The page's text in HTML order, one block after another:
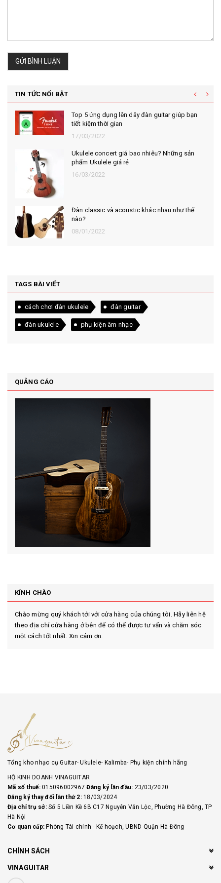
GỬI BÌNH LUẬN
TIN TỨC NỔI BẬT
Top 5 ứng dụng lên dây đàn guitar giúp bạn
tiết kiệm thời gian
17/03/2022
Ukulele concert giá bao nhiêu? Những sản
phẩm Ukulele giá rẻ
16/03/2022
Đàn classic và acoustic khác nhau như thế
nào?
08/01/2022
TAGS BÀI VIẾT
cách chơi đàn ukulele đàn guitar
đàn ukulele phụ kiện âm nhạc
QUẢNG CÁO
KÍNH CHÀO
Chào mừng quý khách tới với cửa hàng của chúng tôi. Hãy liên hệ
theo địa chỉ cửa hàng ở bên để có thể được tư vấn và chăm sóc
một cách tốt nhất. Xin cảm ơn.
Tổng kho nhạc cụ Guitar- Ukulele- Kalimba- Phụ kiện chính hãng
HỘ KINH DOANH VINAGUITAR
Mã số thuế:015096002967Đăng ký lần đầu: 23/03/2020
Đăng ký thay đổi lần thứ 2:18/03/2024
Địa chỉ trụ sở:Số 5 Liền Kề 6B C17 Nguyễn Văn Lộc, Phường Hà Đông, TP
Hà Nội
Cơ quan cấp: Phòng Tài chính - Kế hoạch, UBND Quận Hà Đông
CHÍNH SÁCH
VINAGUITAR